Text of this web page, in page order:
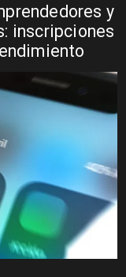
y
inscripciones